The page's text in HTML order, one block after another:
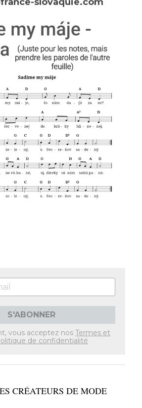
S'ABONNER
vous acceptez nos Termes et
de confidentialité
CRÉATEURS DE MODE